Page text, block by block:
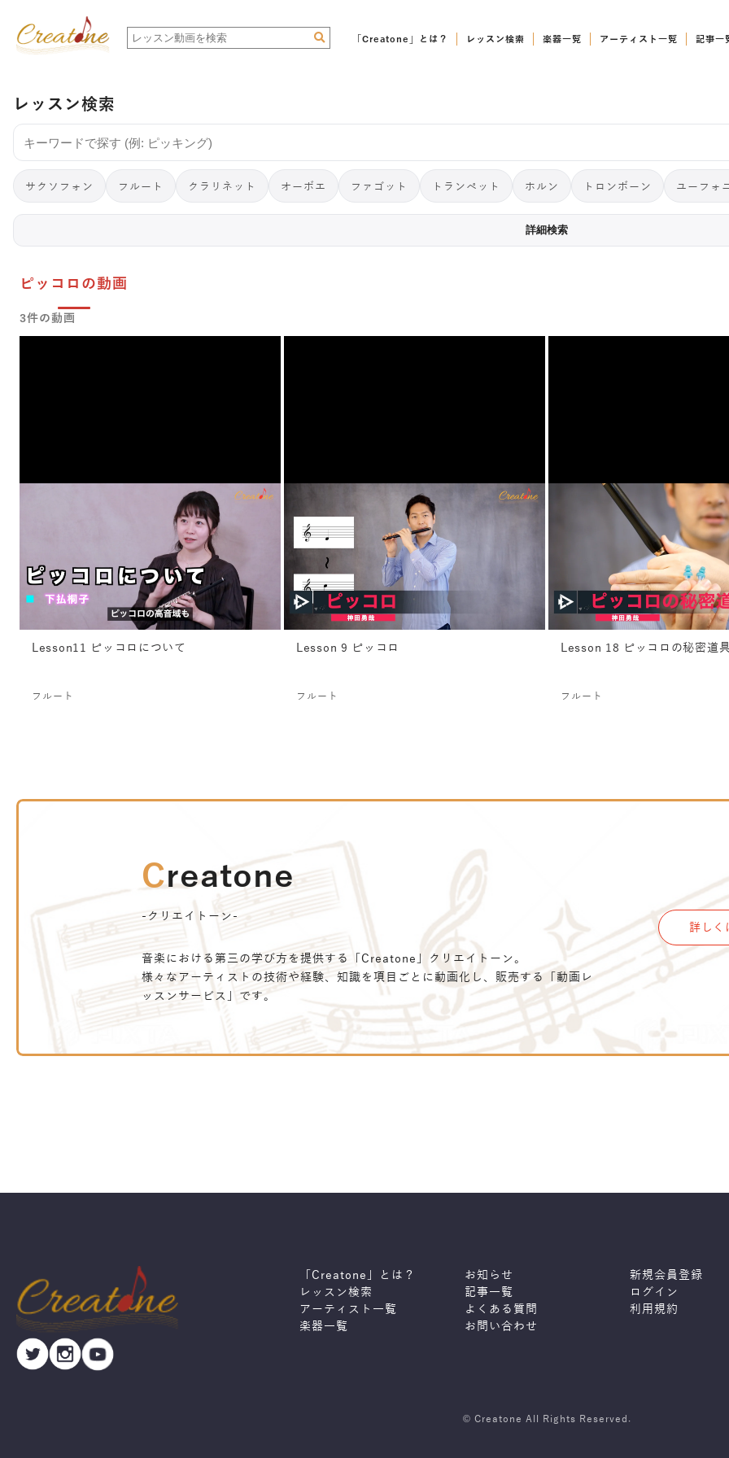
「Creatone」とは？ レッスン検索 楽器一覧 アーティスト一覧 記事一
レッスン検索
サクソフォン フルート クラリネット オーボエ ファゴット トランペット ホルン トロンボーン ユーフォ
詳細検索
ピッコロの動画
3件の動画
Lesson11 ピッコロについて
フルート
Lesson 9 ピッコロ
フルート
Lesson 18 ピッコロの秘密道
フルート
Creatone
-クリエイトーン-
音楽における第三の学び方を提供する「Creatone」クリエイトーン。
様々なアーティストの技術や経験、知識を項目ごとに動画化し、販売する「動画レ
ッスンサービス」です。
詳しく
「Creatone」とは？
レッスン検索
アーティスト一覧
楽器一覧
お知らせ
記事一覧
よくある質問
お問い合わせ
新規会員登録
ログイン
利用規約
© Creatone All Rights Reserved.